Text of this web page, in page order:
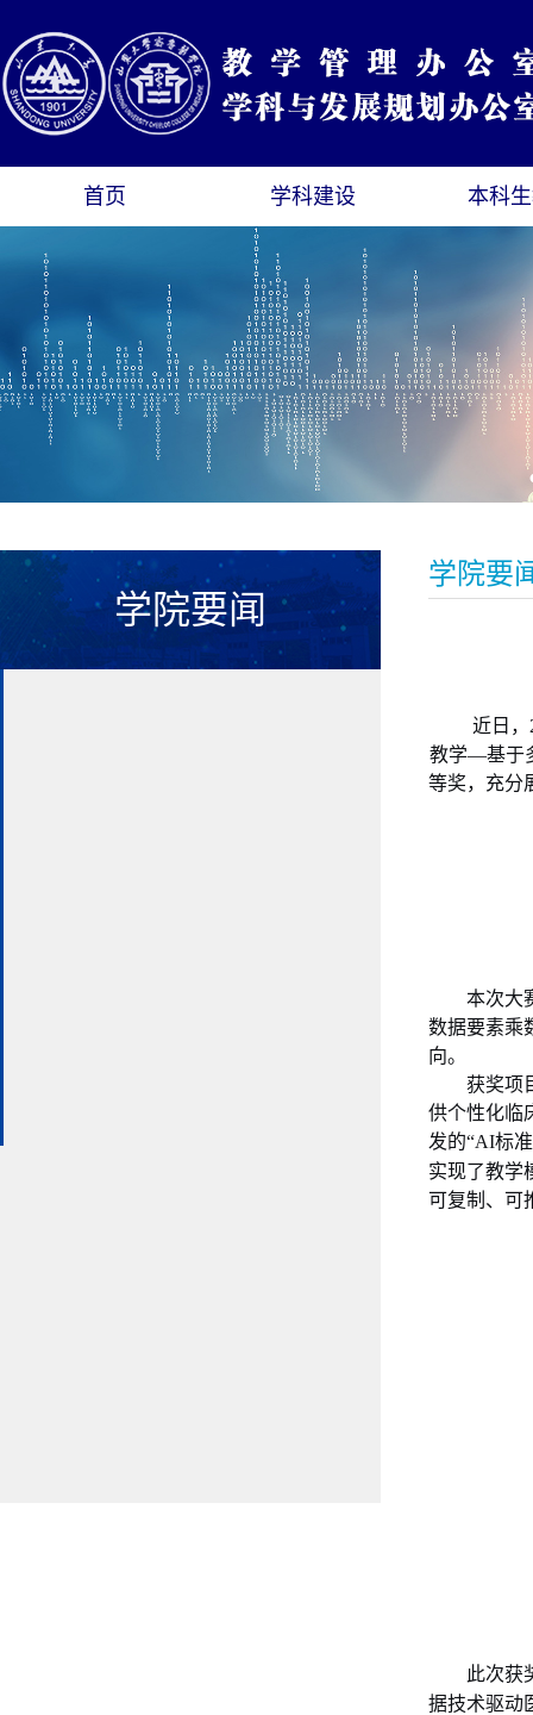
首页 学科建设 本科
学院要闻
学院要
近日，
教学—基于
等奖，充分
本次大
数据要素乘
向。
获奖项
供个性化临
发的“AI标
实现了教学
可复制、可
此次获
据技术驱动